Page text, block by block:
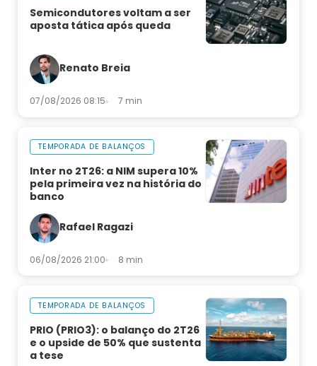
Semicondutores voltam a ser
aposta tática após queda
Renato Breia
07/08/2026 08:15 7 min
TEMPORADA DE BALANÇOS
Inter no 2T26: a NIM supera 10%
pela primeira vez na história do
banco
Rafael Ragazi
06/08/2026 21:00 8 min
TEMPORADA DE BALANÇOS
PRIO (PRIO3): o balanço do 2T26
e o upside de 50% que sustenta
a tese